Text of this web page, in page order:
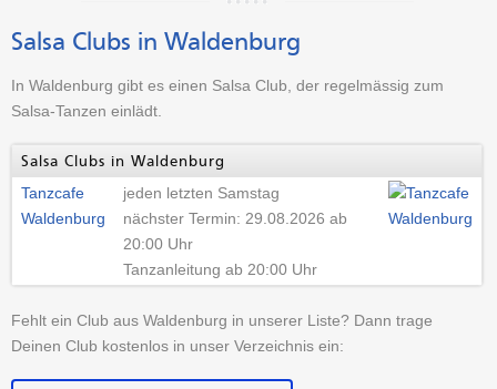
Salsa Clubs in Waldenburg
In Waldenburg gibt es einen Salsa Club, der regelmässig zum
Salsa-Tanzen einlädt.
Salsa Clubs in Waldenburg
Tanzcafe
Waldenburg
jeden letzten Samstag
nächster Termin: 29.08.2026 ab
20:00 Uhr
Tanzanleitung ab 20:00 Uhr
Fehlt ein Club aus Waldenburg in unserer Liste? Dann trage
Deinen Club kostenlos in unser Verzeichnis ein: